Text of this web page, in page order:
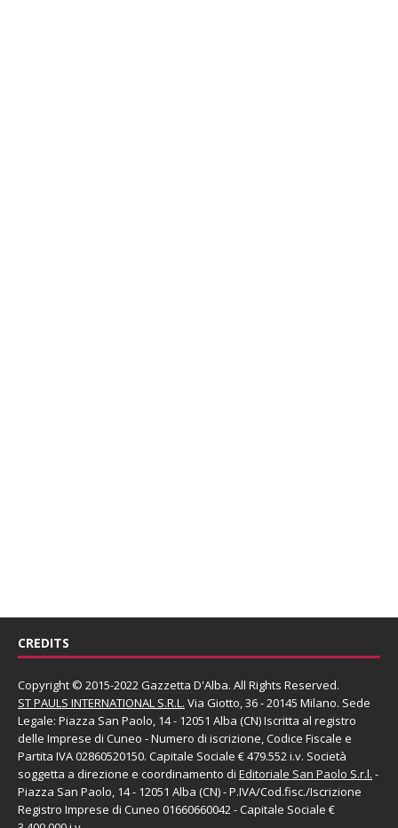
CREDITS
Copyright © 2015-2022 Gazzetta D'Alba. All Rights Reserved.
ST PAULS INTERNATIONAL S.R.L. Via Giotto, 36 - 20145 Milano. Sede
Legale: Piazza San Paolo, 14 - 12051 Alba (CN) Iscritta al registro
delle Imprese di Cuneo - Numero di iscrizione, Codice Fiscale e
Partita IVA 02860520150. Capitale Sociale € 479.552 i.v. Società
soggetta a direzione e coordinamento di Editoriale San Paolo S.r.l. -
Piazza San Paolo, 14 - 12051 Alba (CN) - P.IVA/Cod.fisc./Iscrizione
Registro Imprese di Cuneo 01660660042 - Capitale Sociale €